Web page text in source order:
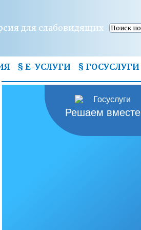
для слабовидящих
§ Е-УСЛУГИ § ГОСУСЛУГИ
Решаем вместе